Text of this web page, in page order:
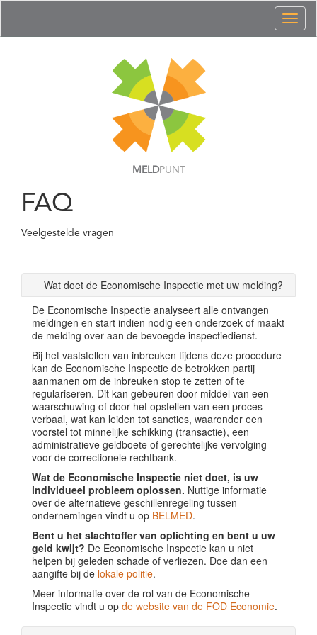
MELDPUNT
FAQ
Veelgestelde vragen
Wat doet de Economische Inspectie met uw melding?
De Economische Inspectie analyseert alle ontvangen
meldingen en start indien nodig een onderzoek of maakt
de melding over aan de bevoegde inspectiedienst.
Bij het vaststellen van inbreuken tijdens deze procedure
kan de Economische Inspectie de betrokken partij
aanmanen om de inbreuken stop te zetten of te
regulariseren. Dit kan gebeuren door middel van een
waarschuwing of door het opstellen van een proces-
verbaal, wat kan leiden tot sancties, waaronder een
voorstel tot minnelijke schikking (transactie), een
administratieve geldboete of gerechtelijke vervolging
voor de correctionele rechtbank.
Wat de Economische Inspectie niet doet, is uw
individueel probleem oplossen. Nuttige informatie
over de alternatieve geschillenregeling tussen
ondernemingen vindt u op BELMED.
Bent u het slachtoffer van oplichting en bent u uw
geld kwijt? De Economische Inspectie kan u niet
helpen bij geleden schade of verliezen. Doe dan een
aangifte bij de lokale politie.
Meer informatie over de rol van de Economische
Inspectie vindt u op de website van de FOD Economie.